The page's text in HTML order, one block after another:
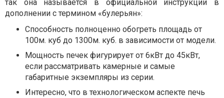
так она называется в официальной инструкции в
дополнении с термином «булерьян»:
Способность полноценно обогреть площадь от
100м. куб до 1300м. куб. в зависимости от модели.
Мощность печек фигурирует от 6кВт до 45кВт,
если рассматривать камерные и самые
габаритные экземпляры из серии.
Интересно, что в технологическом аспекте печь